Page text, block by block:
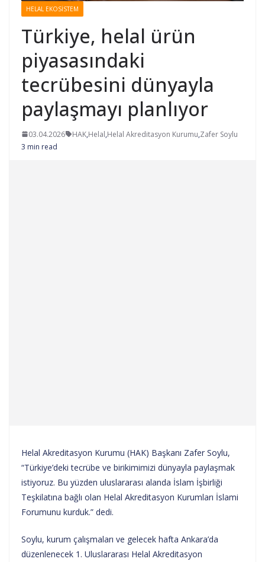
HELAL EKOSISTEM
Türkiye, helal ürün
piyasasındaki
tecrübesini dünyayla
paylaşmayı planlıyor
03.04.2026 HAK,Helal,Helal Akreditasyon Kurumu,Zafer Soylu
3 min read
Helal Akreditasyon Kurumu (HAK) Başkanı Zafer Soylu,
“Türkiye’deki tecrübe ve birikimimizi dünyayla paylaşmak
istiyoruz. Bu yüzden uluslararası alanda İslam İşbirliği
Teşkilatına bağlı olan Helal Akreditasyon Kurumları İslami
Forumunu kurduk.” dedi.
Soylu, kurum çalışmaları ve gelecek hafta Ankara’da
düzenlenecek 1. Uluslararası Helal Akreditasyon